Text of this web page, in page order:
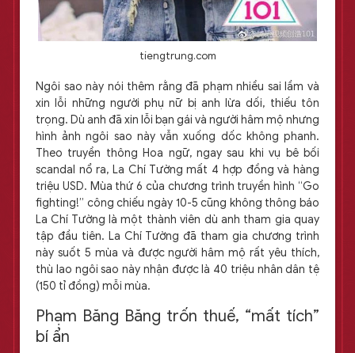
tiengtrung.com
Ngôi sao này nói thêm rằng đã phạm nhiều sai lầm và
xin lỗi những người phụ nữ bị anh lừa dối, thiếu tôn
trọng. Dù anh đã xin lỗi bạn gái và người hâm mộ nhưng
hình ảnh ngôi sao này vẫn xuống dốc không phanh.
Theo truyền thông Hoa ngữ, ngay sau khi vụ bê bối
scandal nổ ra, La Chí Tường mất 4 hợp đồng và hàng
triệu USD. Mùa thứ 6 của chương trình truyền hình “Go
fighting!” công chiếu ngày 10-5 cũng không thông báo
La Chí Tường là một thành viên dù anh tham gia quay
tập đầu tiên. La Chí Tường đã tham gia chương trình
này suốt 5 mùa và được người hâm mộ rất yêu thích,
thù lao ngôi sao này nhận được là 40 triệu nhân dân tệ
(150 tỉ đồng) mỗi mùa.
Phạm Băng Băng trốn thuế, “mất tích”
bí ẩn